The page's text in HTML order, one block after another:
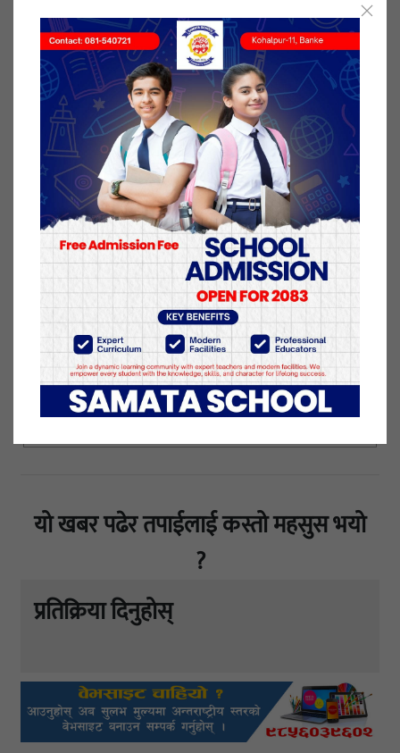
वर्षीय पुरुषको शनिबार बिहान ५ बजे मृत्यु भएको जिल्ला
स्वास्थ्य कार्यालय, बाँकेका अधिकृत एवं कोरोनाका फोकल
पर्सन नरेश श्रेष्ठले बताए ।
श्रेष्ठका अनुसार उनलाई स्वास्थ्यमा समस्या भएपछि कात्तिक
११ गते कोहलपुरको आईसीयू युनिटमा भर्ना गरिएको थियो ।
कोरोना आशंकामा भोलिपल्ट स्वाब लिएर जाँच गर्दा त्यही दिन
बेलुका ५ बजे कोरोना पुष्टि भएको थियो ।
योसँगै बाहिरी जिल्लाबाट बाकेमा उपचार गराउन आउँदा मृत्यु
हुनेको संख्या १८ पुगेको छ ।
१५ कार्तिक २०७७, शनिबार प्रकाशित
यो खबर पढेर तपाईलाई कस्तो महसुस भयो
?
प्रतिक्रिया दिनुहोस्